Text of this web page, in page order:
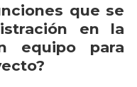
que se
en la
equipo para